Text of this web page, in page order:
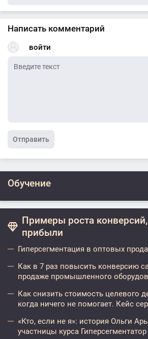
Написать комментарий
войти
Отправить
Обучение
Примеры роста
прибыли
Гиперсегментация в оптовых
Как в 7 раз повысить конверсию
продаже промышленного
Как снизить стоимость целевого
когда ничего не помогает. Кейс
«Кто, если не я»: история Ольги
участницы курса Гиперсегментатор